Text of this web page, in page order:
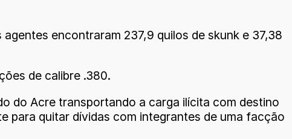
encontraram 237,9 quilos de skunk e 37,38
de calibre .380.
do Acre transportando a carga ilícita com destino
para quitar dívidas com integrantes de uma facção